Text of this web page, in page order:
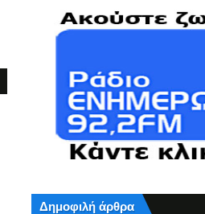
Δημοφιλή άρθρα